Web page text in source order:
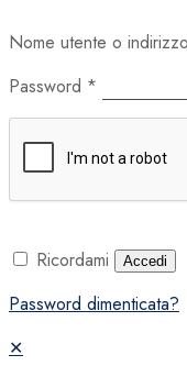
Nome utente o
Password *
Ricordami Accedi
Password dimenticata?
✕